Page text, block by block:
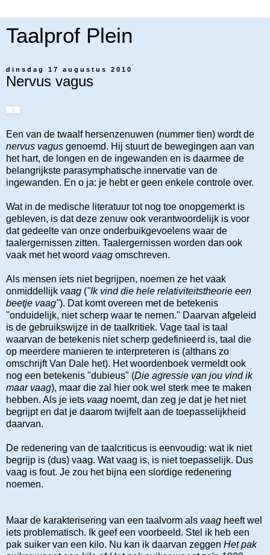
Taalprof Plein
dinsdag 17 augustus 2010
Nervus vagus
Een van de twaalf hersenzenuwen (nummer tien) wordt de
nervus vagus genoemd. Hij stuurt de bewegingen aan van
het hart, de longen en de ingewanden en is daarmee de
belangrijkste parasymphatische innervatie van de
ingewanden. En o ja: je hebt er geen enkele controle over.
Wat in de medische literatuur tot nog toe onopgemerkt is
gebleven, is dat deze zenuw ook verantwoordelijk is voor
dat gedeelte van onze onderbuikgevoelens waar de
taalergernissen zitten. Taalergernissen worden dan ook
vaak met het woord vaag omschreven.
Als mensen iets niet begrijpen, noemen ze het vaak
onmiddellijk vaag ("Ik vind die hele relativiteitstheorie een
beetje vaag"). Dat komt overeen met de betekenis
"onduidelijk, niet scherp waar te nemen." Daarvan afgeleid
is de gebruikswijze in de taalkritiek. Vage taal is taal
waarvan de betekenis niet scherp gedefinieerd is, taal die
op meerdere manieren te interpreteren is (althans zo
omschrijft Van Dale het). Het woordenboek vermeldt ook
nog een betekenis "dubieus" (Die agressie van jou vind ik
maar vaag), maar die zal hier ook wel sterk mee te maken
hebben. Als je iets vaag noemt, dan zeg je dat je het niet
begrijpt en dat je daarom twijfelt aan de toepasselijkheid
daarvan.
De redenering van de taalcriticus is eenvoudig: wat ik niet
begrijp is (dus) vaag. Wat vaag is, is niet toepasselijk. Dus
vaag is fout. Je zou het bijna een slordige redenering
noemen.
Maar de karakterisering van een taalvorm als vaag heeft wel
iets problematisch. Ik geef een voorbeeld. Stel ik heb een
pak suiker van een kilo. Nu kan ik daarvan zeggen Het pak